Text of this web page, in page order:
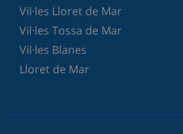
Vil·les Lloret de Mar
Vil·les Tossa de Mar
Vil·les Blanes
Lloret de Mar